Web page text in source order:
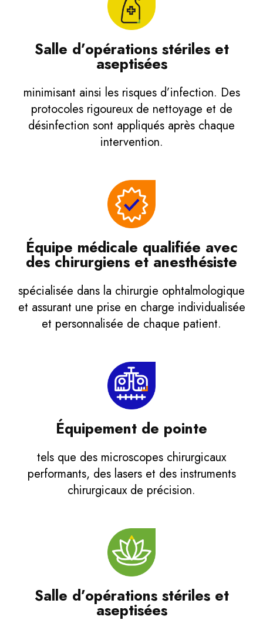
Salle d’opérations stériles et
aseptisées
minimisant ainsi les risques d’infection. Des
protocoles rigoureux de nettoyage et de
désinfection sont appliqués après chaque
intervention.
Équipe médicale qualifiée avec
des chirurgiens et anesthésiste
spécialisée dans la chirurgie ophtalmologique
et assurant une prise en charge individualisée
et personnalisée de chaque patient.
Équipement de pointe
tels que des microscopes chirurgicaux
performants, des lasers et des instruments
chirurgicaux de précision.
Salle d’opérations stériles et
aseptisées